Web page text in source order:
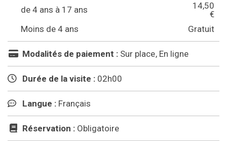
de 4 ans à 17 ans
14,50
€
Moins de 4 ans
Gratuit
Modalités de paiement : Sur place En ligne
Durée de la visite : 02h00
Langue : Français
Réservation : Obligatoire